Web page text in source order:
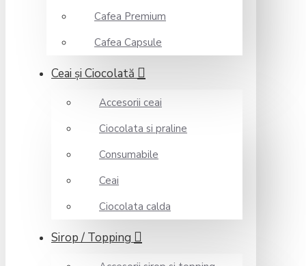
Cafea Premium
Cafea Capsule
Ceai şi Ciocolată
Accesorii ceai
Ciocolata si praline
Consumabile
Ceai
Ciocolata calda
Sirop / Topping